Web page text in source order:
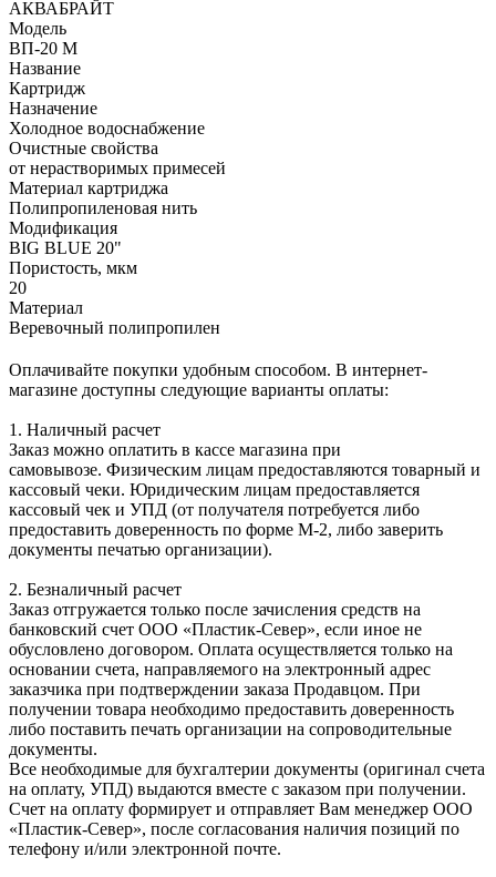
АКВАБРАЙТ
Модель
ВП-20 М
Название
Картридж
Назначение
Холодное водоснабжение
Очистные свойства
от нерастворимых примесей
Материал картриджа
Полипропиленовая нить
Модификация
BIG BLUE 20"
Пористость, мкм
20
Материал
Веревочный полипропилен
Оплачивайте покупки удобным способом. В интернет-
магазине доступны следующие варианты оплаты:
1. Наличный расчет
Заказ можно оплатить в кассе магазина при
самовывозе. Физическим лицам предоставляются товарный и
кассовый чеки. Юридическим лицам предоставляется
кассовый чек и УПД (от получателя потребуется либо
предоставить доверенность по форме М-2, либо заверить
документы печатью организации).
2. Безналичный расчет
Заказ отгружается только после зачисления средств на
банковский счет ООО «Пластик-Север», если иное не
обусловлено договором. Оплата осуществляется только на
основании счета, направляемого на электронный адрес
заказчика при подтверждении заказа Продавцом. При
получении товара необходимо предоставить доверенность
либо поставить печать организации на сопроводительные
документы.
Все необходимые для бухгалтерии документы (оригинал счета
на оплату, УПД) выдаются вместе с заказом при получении.
Счет на оплату формирует и отправляет Вам менеджер ООО
«Пластик-Север», после согласования наличия позиций по
телефону и/или электронной почте.